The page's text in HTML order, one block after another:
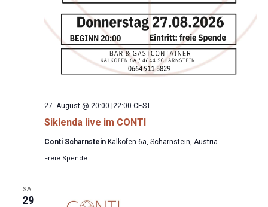
Siklenda live im CONTI
27. August @ 20:00 22:00 CEST
Conti Scharnstein Kalkofen 6a, Scharnstein, Austria
Freie Spende
SA.
29